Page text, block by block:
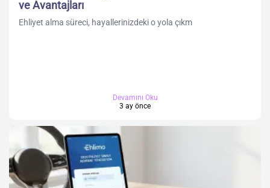
ve Avantajları
Ehliyet alma süreci, hayallerinizdeki o yola çıkm
Devamını Oku
3 ay önce